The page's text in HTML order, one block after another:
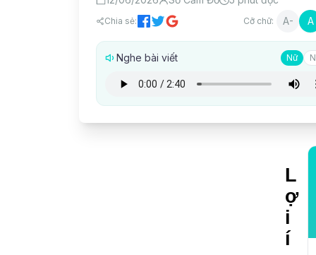
Chia sẻ: Cỡ chữ: A- A
Nghe bài viết Nữ
L
ợ
i
í